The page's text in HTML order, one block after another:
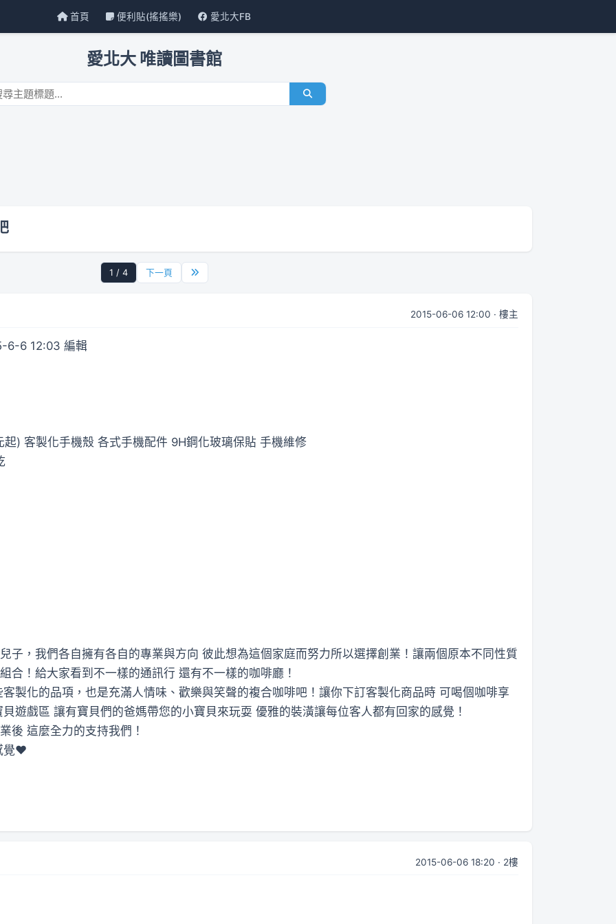
首頁 便利貼(搖搖樂) 愛北大FB
愛北大 唯讀圖書館
1 / 4 下一頁
2015-06-06 12:00 · 樓主
6-6 12:03 編輯
) 客製化手機殼 各式手機配件 9H鋼化玻璃保貼 手機維修
子，我們各自擁有各自的專業與方向 彼此想為這個家庭而努力所以選擇創業！讓兩個原本不同性質
合！給大家看到不一樣的通訊行 還有不一樣的咖啡廳！
製化的品項，也是充滿人情味、歡樂與笑聲的複合咖啡吧！讓你下訂客製化商品時 可喝個咖啡享
遊戲區 讓有寶貝們的爸媽帶您的小寶貝來玩耍 優雅的裝潢讓每位客人都有回家的感覺！
後 這麼全力的支持我們！
覺❤
2015-06-06 18:20 · 2樓